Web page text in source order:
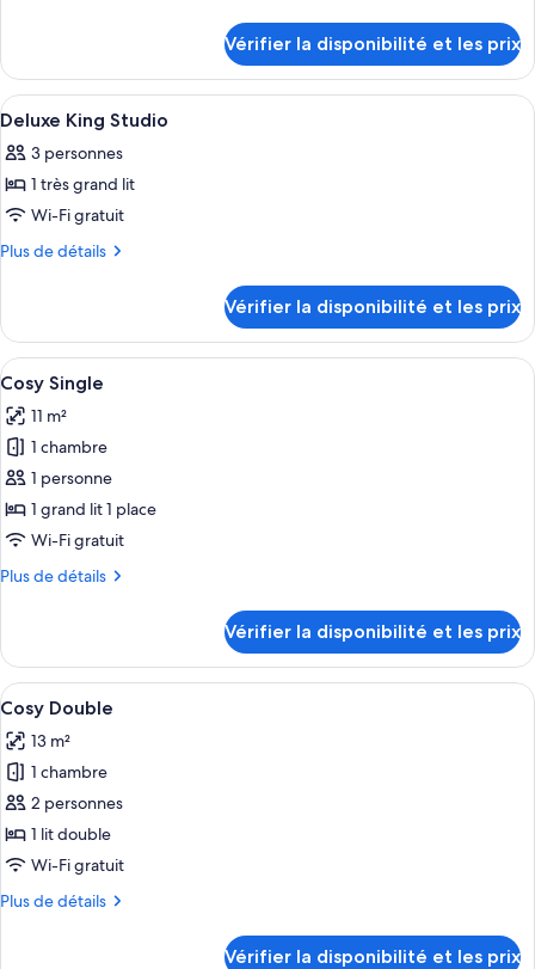
chambre :
Classic
Single
Room
le
type
de
Classic
Single
Vérifier la disponibilité et les prix
Afficher
toutes
les
photos
pour
ce
chambre :
Deluxe
King
Studio
Une chambre d’hôtel avec un grand
7
Deluxe King Studio
3 personnes
1 très grand lit
Wi-Fi gratuit
Plus de détails
Plus
le
type
de
chambre
Deluxe
King
Studio
Vérifier la disponibilité et les prix
Afficher
toutes
les
photos
pour
ce
type
chambre :
Une chambre d’hôtel avec un lit, un
5
Cosy Single
11 m²
1 chambre
1 personne
1 grand lit 1 place
Wi-Fi gratuit
Plus de détails
Plus
le
type
de
chambre
Cosy
Single
Vérifier la disponibilité et les prix
Afficher
toutes
les
photos
pour
ce
type
chambre :
Literie de qualité supérieure,
4
Cosy Double
13 m²
1 chambre
2 personnes
1 lit double
Wi-Fi gratuit
Plus de détails
Plus
Vérifier la disponibilité et les prix